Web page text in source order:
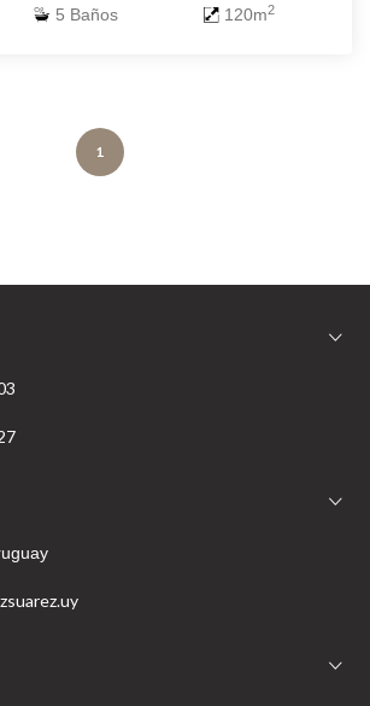
cerrada, entre otros. Alquiler U$S 2300
5 Baños 120m2
1